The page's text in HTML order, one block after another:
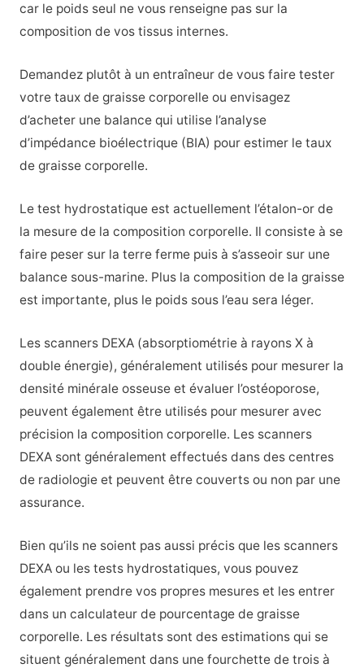
car le poids seul ne vous renseigne pas sur la
composition de vos tissus internes.
Demandez plutôt à un entraîneur de vous faire tester
votre taux de graisse corporelle ou envisagez
d’acheter une balance qui utilise l’analyse
d’impédance bioélectrique (BIA) pour estimer le taux
de graisse corporelle.
Le test hydrostatique est actuellement l’étalon-or de
la mesure de la composition corporelle. Il consiste à se
faire peser sur la terre ferme puis à s’asseoir sur une
balance sous-marine. Plus la composition de la graisse
est importante, plus le poids sous l’eau sera léger.
Les scanners DEXA (absorptiométrie à rayons X à
double énergie), généralement utilisés pour mesurer la
densité minérale osseuse et évaluer l’ostéoporose,
peuvent également être utilisés pour mesurer avec
précision la composition corporelle. Les scanners
DEXA sont généralement effectués dans des centres
de radiologie et peuvent être couverts ou non par une
assurance.
Bien qu’ils ne soient pas aussi précis que les scanners
DEXA ou les tests hydrostatiques, vous pouvez
également prendre vos propres mesures et les entrer
dans un calculateur de pourcentage de graisse
corporelle. Les résultats sont des estimations qui se
situent généralement dans une fourchette de trois à